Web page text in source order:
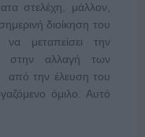
στελέχη, μάλλον,
διοίκηση του
να μεταπείσει την
στην αλλαγή των
από την έλευση του
όμιλο. Αυτό